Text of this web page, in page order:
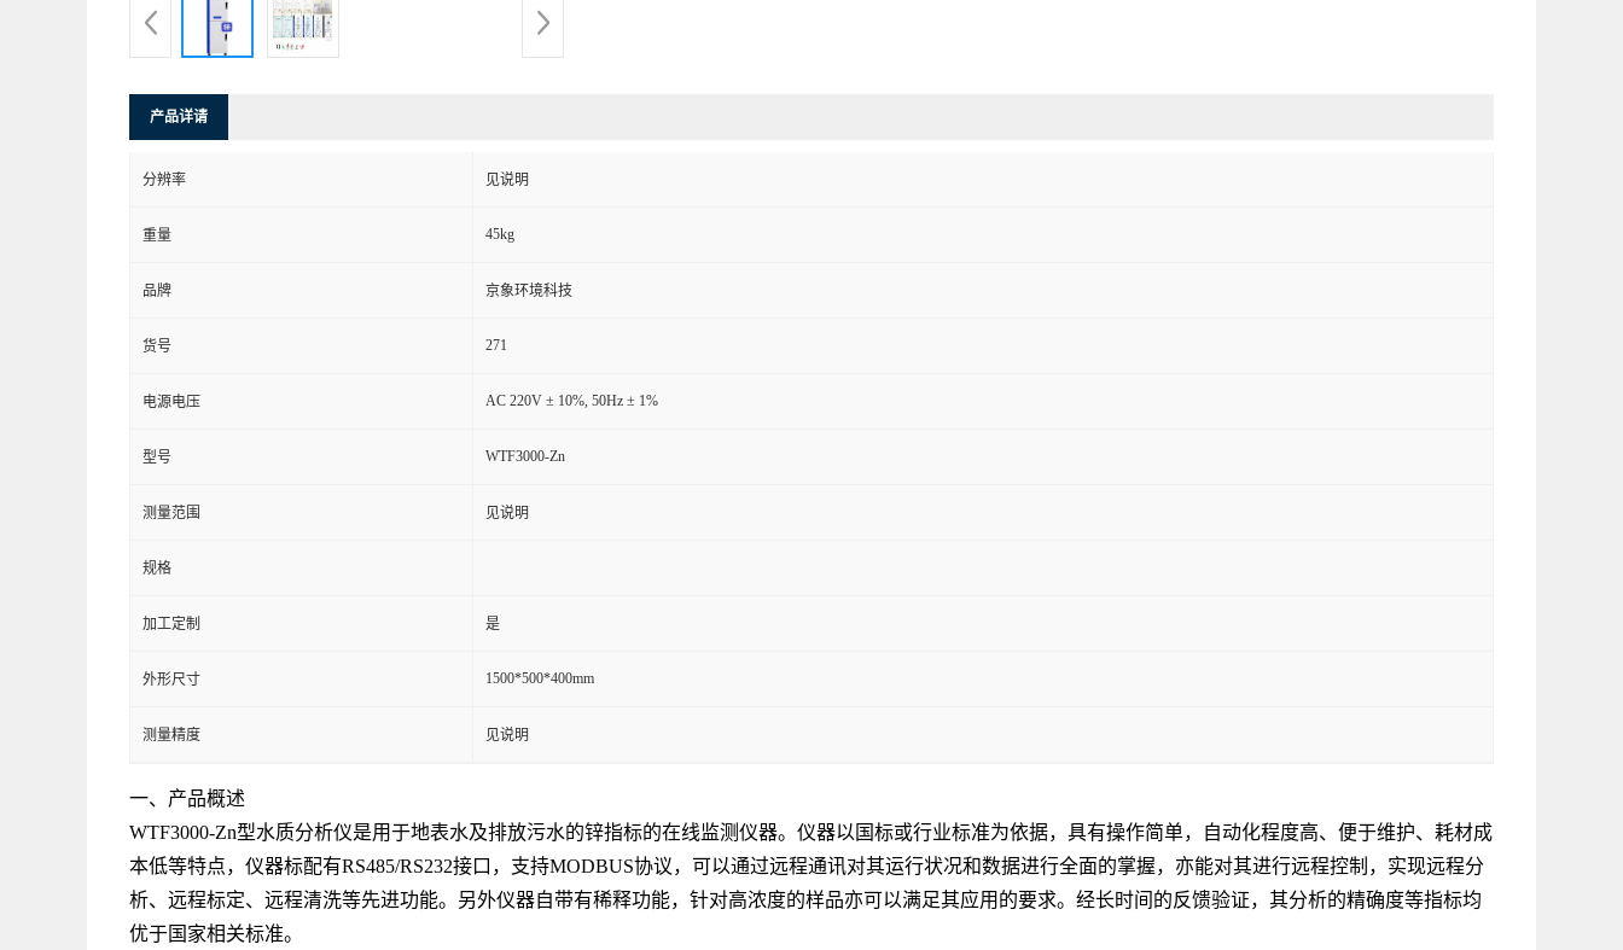
产品详请
分辨率 见说明
重量 45kg
品牌 京象环境科技
货号 271
电源电压 AC 220V ± 10%, 50Hz ± 1%
型号 WTF3000-Zn
测量范围 见说明
规格
加工定制 是
外形尺寸 1500*500*400mm
测量精度 见说明
一、产品概述
WTF3000-Zn型水质分析仪是用于地表水及排放污水的锌指标的在线监测仪器。仪器以国标或行业标准为依据，具有操作简单，自动化程度高、便于维护、耗材成
本低等特点，仪器标配有RS485/RS232接口，支持MODBUS协议，可以通过远程通讯对其运行状况和数据进行全面的掌握，亦能对其进行远程控制，实现远程分
析、远程标定、远程清洗等先进功能。另外仪器自带有稀释功能，针对高浓度的样品亦可以满足其应用的要求。经长时间的反馈验证，其分析的精确度等指标均
优于国家相关标准。